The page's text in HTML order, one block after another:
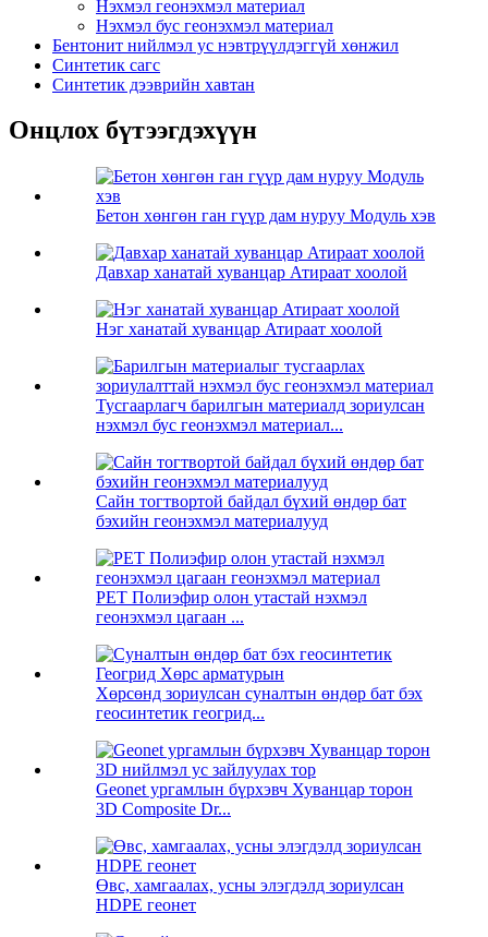
Нэхмэл геонэхмэл материал
Нэхмэл бус геонэхмэл материал
Бентонит нийлмэл ус нэвтрүүлдэггүй хөнжил
Синтетик сагс
Синтетик дээврийн хавтан
Онцлох бүтээгдэхүүн
Бетон хөнгөн ган гүүр дам нуруу Модуль хэв
Давхар ханатай хуванцар Атираат хоолой
Нэг ханатай хуванцар Атираат хоолой
Тусгаарлагч барилгын материалд зориулсан
нэхмэл бус геонэхмэл материал...
Сайн тогтвортой байдал бүхий өндөр бат
бэхийн геонэхмэл материалууд
PET Полиэфир олон утастай нэхмэл
геонэхмэл цагаан ...
Хөрсөнд зориулсан суналтын өндөр бат бэх
геосинтетик геогрид...
Geonet ургамлын бүрхэвч Хуванцар торон
3D Composite Dr...
Өвс, хамгаалах, усны элэгдэлд зориулсан
HDPE геонет